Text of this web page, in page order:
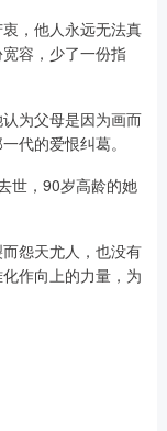
，他人永远无法真
容，少了一份指
为父母是因为画而
代的爱恨纠葛。
世，90岁高龄的她
怨天尤人，也没有
作向上的力量，为